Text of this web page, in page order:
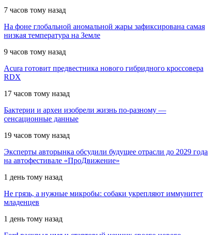
7 часов тому назад
На фоне глобальной аномальной жары зафиксирована самая
низкая температура на Земле
9 часов тому назад
Acura готовит предвестника нового гибридного кроссовера
RDX
17 часов тому назад
Бактерии и археи изобрели жизнь по-разному —
сенсационные данные
19 часов тому назад
Эксперты авторынка обсудили будущее отрасли до 2029 года
на автофестивале «ПроДвижение»
1 день тому назад
Не грязь, а нужные микробы: собаки укрепляют иммунитет
младенцев
1 день тому назад